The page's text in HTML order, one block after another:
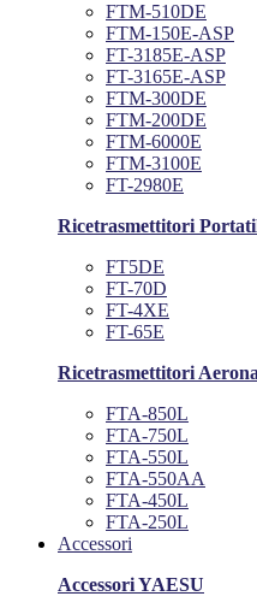
FTM-510DE
FTM-150E-ASP
FT-3185E-ASP
FT-3165E-ASP
FTM-300DE
FTM-200DE
FTM-6000E
FTM-3100E
FT-2980E
Ricetrasmettitori
FT5DE
FT-70D
FT-4XE
FT-65E
Ricetrasmettitori
FTA-850L
FTA-750L
FTA-550L
FTA-550AA
FTA-450L
FTA-250L
Accessori
Accessori YAESU